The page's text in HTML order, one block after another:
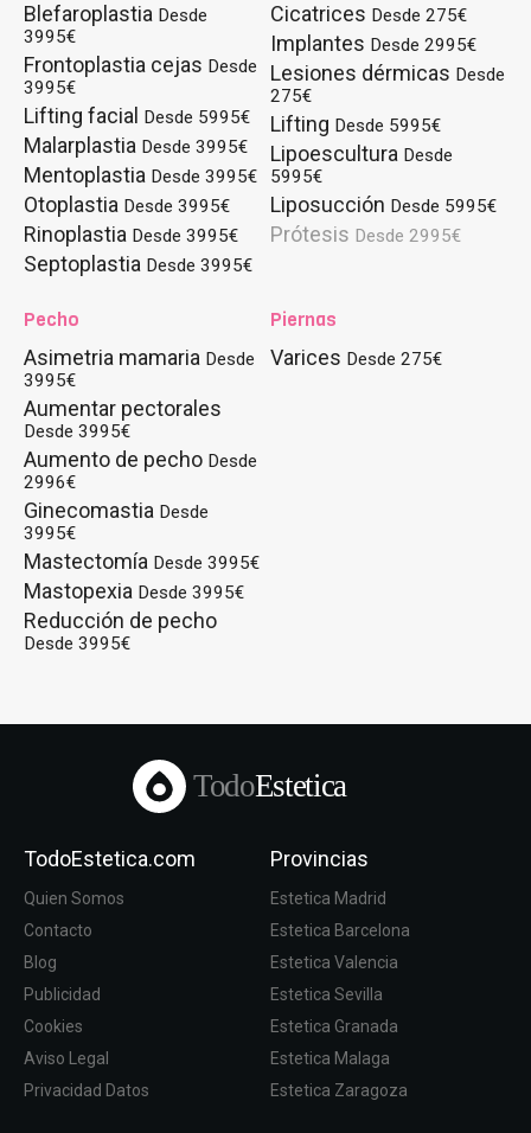
Blefaroplastia Desde
3995€
Frontoplastia cejas Desde
3995€
Lifting facial Desde 5995€
Malarplastia Desde 3995€
Mentoplastia Desde 3995€
Otoplastia Desde 3995€
Rinoplastia Desde 3995€
Septoplastia Desde 3995€
Cicatrices Desde 275€
Implantes Desde 2995€
Lesiones dérmicas Desde
275€
Lifting Desde 5995€
Lipoescultura Desde
5995€
Liposucción Desde 5995€
Prótesis Desde 2995€
Pecho
Asimetria mamaria Desde
3995€
Aumentar pectorales
Desde 3995€
Aumento de pecho Desde
2996€
Ginecomastia Desde
3995€
Mastectomía Desde 3995€
Mastopexia Desde 3995€
Reducción de pecho
Desde 3995€
Piernas
Varices Desde 275€
TodoEstetica
TodoEstetica.com
Quien Somos
Contacto
Blog
Publicidad
Cookies
Aviso Legal
Privacidad Datos
Provincias
Estetica Madrid
Estetica Barcelona
Estetica Valencia
Estetica Sevilla
Estetica Granada
Estetica Malaga
Estetica Zaragoza